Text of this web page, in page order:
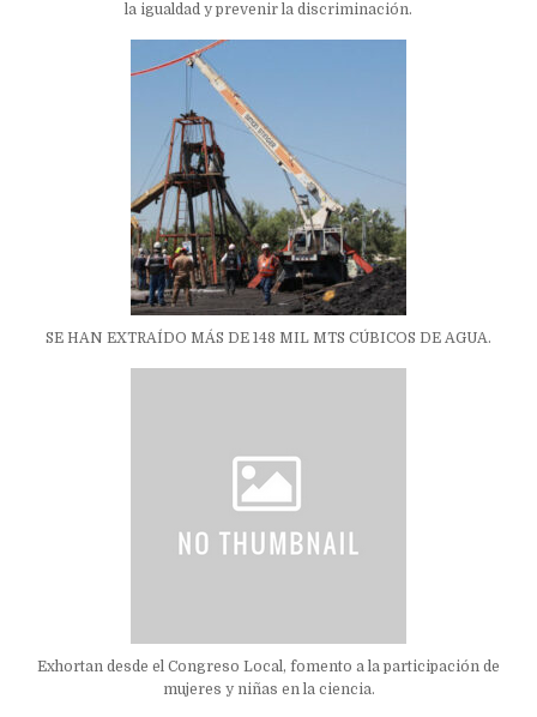
la igualdad y prevenir la discriminación.
SE HAN EXTRAÍDO MÁS DE 148 MIL MTS CÚBICOS DE AGUA.
Exhortan desde el Congreso Local, fomento a la participación de
mujeres y niñas en la ciencia.